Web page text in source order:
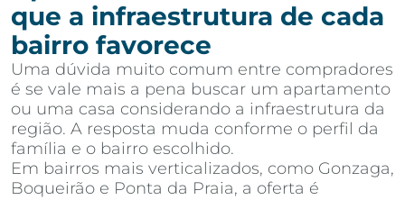
que a infraestrutura de cada
bairro favorece
Uma dúvida muito comum entre compradores
é se vale mais a pena buscar um apartamento
ou uma casa considerando a infraestrutura da
região. A resposta muda conforme o perfil da
família e o bairro escolhido.
Em bairros mais verticalizados, como Gonzaga,
Boqueirão e Ponta da Praia, a oferta é